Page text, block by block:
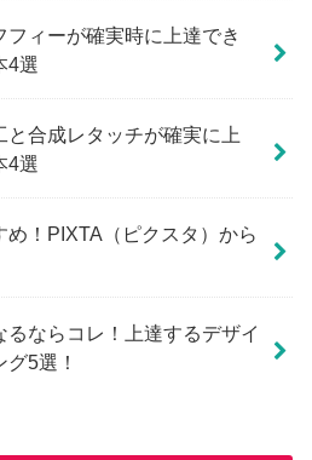
ィーが確実時に上達でき
4選
合成レタッチが確実に上
4選
！PIXTA（ピクスタ）から
るならコレ！上達するデザイ
5選！